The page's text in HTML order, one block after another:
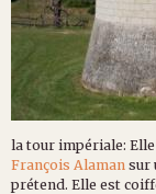
la tour impériale:
François Alaman sur
prétend. Elle est